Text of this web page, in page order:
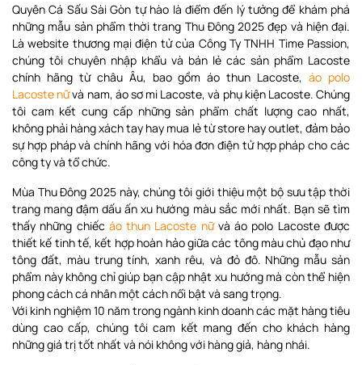
Quyên Cá Sấu Sài Gòn tự hào là điểm đến lý tưởng để khám phá
những mẫu sản phẩm thời trang Thu Đông 2025 đẹp và hiện đại.
Là website thương mại điện tử của Công Ty TNHH Time Passion,
chúng tôi chuyên nhập khẩu và bán lẻ các sản phẩm Lacoste
chính hãng từ châu Âu, bao gồm áo thun Lacoste,áo polo
Lacoste nữvà nam, áo sơ mi Lacoste, và phụ kiện Lacoste. Chúng
tôi cam kết cung cấp những sản phẩm chất lượng cao nhất,
không phải hàng xách tay hay mua lẻ từ store hay outlet, đảm bảo
sự hợp pháp và chính hãng với hóa đơn điện tử hợp pháp cho các
công ty và tổ chức.
Mùa Thu Đông 2025 này, chúng tôi giới thiệu một bộ sưu tập thời
trang mang đậm dấu ấn xu hướng màu sắc mới nhất. Bạn sẽ tìm
thấy những chiếc áo thun Lacoste nữvà áo polo Lacoste được
thiết kế tinh tế, kết hợp hoàn hảo giữa các tông màu chủ đạo như
tông đất, màu trung tính, xanh rêu, và đỏ đô. Những mẫu sản
phẩm này không chỉ giúp bạn cập nhật xu hướng mà còn thể hiện
phong cách cá nhân một cách nổi bật và sang trọng.
Với kinh nghiệm 10 năm trong ngành kinh doanh các mặt hàng tiêu
dùng cao cấp, chúng tôi cam kết mang đến cho khách hàng
những giá trị tốt nhất và nói không với hàng giả, hàng nhái.